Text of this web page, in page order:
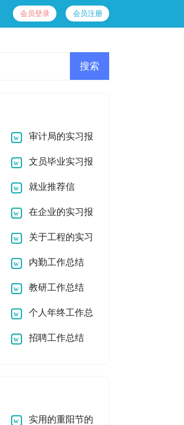
会员登录 会员注册
审计局的实习报
告 文员毕业实习报
告 就业推荐信
在企业的实习报
告范文合集五篇
关于工程的实习
报告合集8篇
内勤工作总结
教研工作总结
个人年终工作总
结汇编15篇
招聘工作总结
实用的重阳节的